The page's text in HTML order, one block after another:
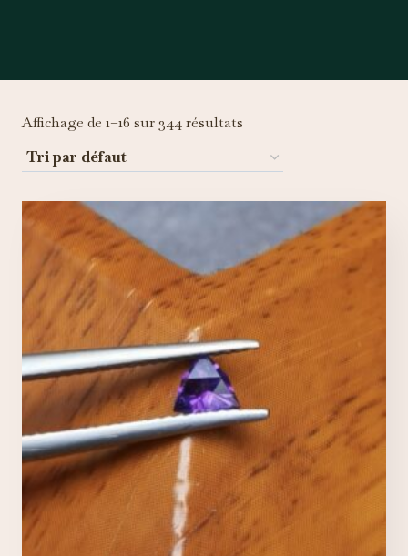
Affichage de 1–16 sur 344 résultats